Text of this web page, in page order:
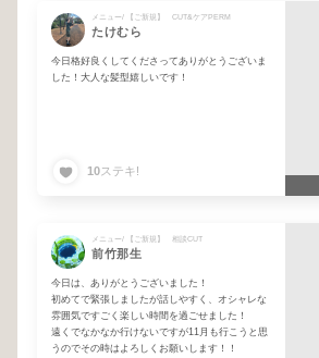
メニュー/ 【ご新規】 CUT&ケアPERM
たけむら
今日格好良くしてくださってありがとうございま
した！大人な髪型嬉しいです！
10ステキ!
メニュー/ 【ご新規】 相談CUT
前竹那生
今日は、ありがとうございました！
初めてで緊張しましたが話しやすく、オシャレな
雰囲気ですごく楽しい時間を過ごせました！
遠くでなかなか行けないですが11月も行こうと思
うのでその時はよろしくお願いします！！